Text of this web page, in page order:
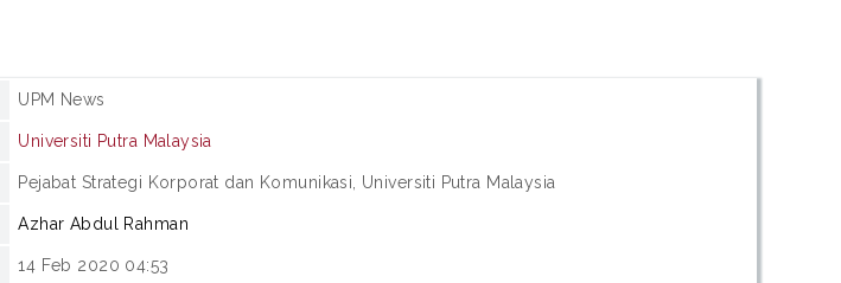
UPM News
Universiti Putra Malaysia
Pejabat Strategi Korporat dan Komunikasi, Universiti Putra Malaysia
Azhar Abdul Rahman
14 Feb 2020 04:53